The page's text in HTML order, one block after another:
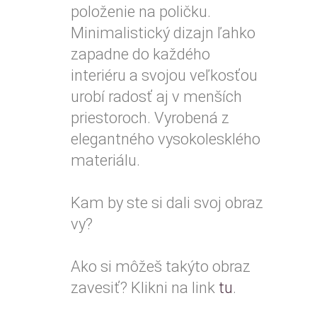
položenie na poličku.
Minimalistický dizajn ľahko
zapadne do každého
interiéru a svojou veľkosťou
urobí radosť aj v menších
priestoroch. Vyrobená z
elegantného vysokolesklého
materiálu.
Kam by ste si dali svoj obraz
vy?
Ako si môžeš takýto obraz
zavesiť? Klikni na link tu.